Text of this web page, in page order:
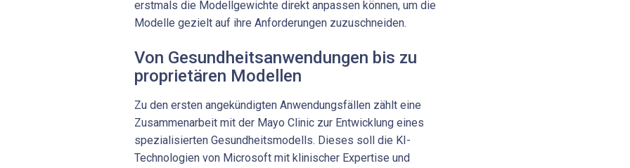
erstmals die Modellgewichte direkt anpassen können, um die
Modelle gezielt auf ihre Anforderungen zuzuschneiden.
Von Gesundheitsanwendungen bis zu
proprietären Modellen
Zu den ersten angekündigten Anwendungsfällen zählt eine
Zusammenarbeit mit der Mayo Clinic zur Entwicklung eines
spezialisierten Gesundheitsmodells. Dieses soll die KI-
Technologien von Microsoft mit klinischer Expertise und